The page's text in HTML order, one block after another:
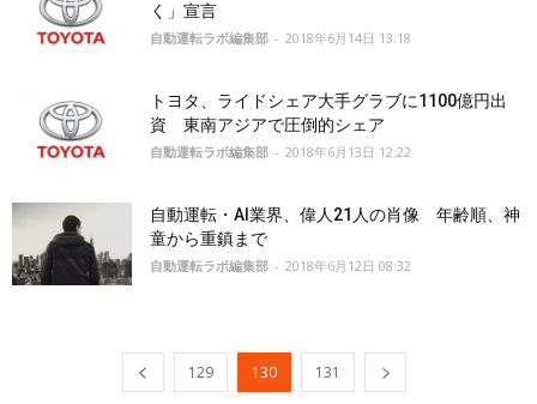
く」宣言
自動運転ラボ編集部 - 2018年6月14日 13:18
トヨタ、ライドシェア大手グラブに1100億円出
資 東南アジアで圧倒的シェア
自動運転ラボ編集部 - 2018年6月13日 12:22
自動運転・AI業界、偉人21人の肖像 年齢順、神
童から重鎮まで
自動運転ラボ編集部 - 2018年6月12日 08:32
129 130 131